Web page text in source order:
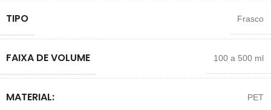
TIPO Frasco
FAIXA DE VOLUME 100 a 500 ml
MATERIAL: PET